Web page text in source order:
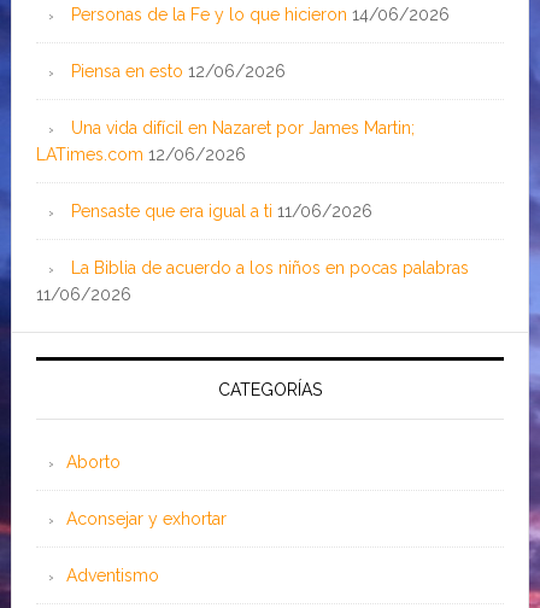
Personas de la Fe y lo que hicieron 14/06/2026
Piensa en esto 12/06/2026
Una vida difícil en Nazaret por James Martin;
LATimes.com 12/06/2026
Pensaste que era igual a ti 11/06/2026
La Biblia de acuerdo a los niños en pocas palabras
11/06/2026
CATEGORÍAS
Aborto
Aconsejar y exhortar
Adventismo